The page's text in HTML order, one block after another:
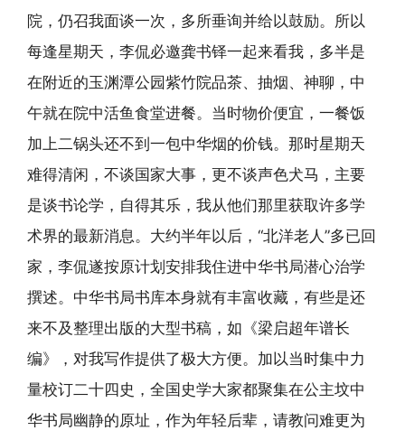
院，仍召我面谈一次，多所垂询并给以鼓励。所以
每逢星期天，李侃必邀龚书铎一起来看我，多半是
在附近的玉渊潭公园紫竹院品茶、抽烟、神聊，中
午就在院中活鱼食堂进餐。当时物价便宜，一餐饭
加上二锅头还不到一包中华烟的价钱。那时星期天
难得清闲，不谈国家大事，更不谈声色犬马，主要
是谈书论学，自得其乐，我从他们那里获取许多学
术界的最新消息。大约半年以后，“北洋老人”多已回
家，李侃遂按原计划安排我住进中华书局潜心治学
撰述。中华书局书库本身就有丰富收藏，有些是还
来不及整理出版的大型书稿，如《梁启超年谱长
编》，对我写作提供了极大方便。加以当时集中力
量校订二十四史，全国史学大家都聚集在公主坟中
华书局幽静的原址，作为年轻后辈，请教问难更为